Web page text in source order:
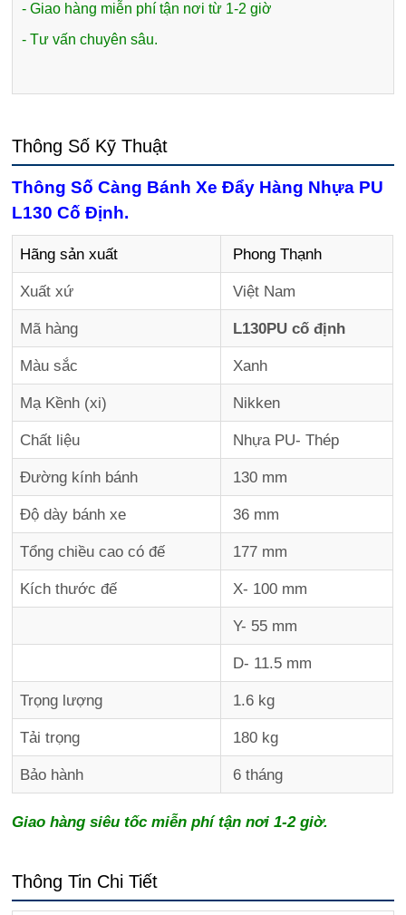
- Giao hàng miễn phí tận nơi từ 1-2 giờ
- Tư vấn chuyên sâu.
Thông Số Kỹ Thuật
Thông Số Càng Bánh Xe Đẩy Hàng Nhựa PU
L130 Cố Định.
Hãng sản xuất Phong Thạnh
Xuất xứ Việt Nam
Mã hàng L130PU cố định
Màu sắc Xanh
Mạ Kềnh (xi) Nikken
Chất liệu Nhựa PU- Thép
Đường kính bánh 130 mm
Độ dày bánh xe 36 mm
Tổng chiều cao có đế 177 mm
Kích thước đế X- 100 mm
Y- 55 mm
D- 11.5 mm
Trọng lượng 1.6 kg
Tải trọng 180 kg
Bảo hành 6 tháng
Giao hàng siêu tốc miễn phí tận nơi 1-2 giờ.
Thông Tin Chi Tiết